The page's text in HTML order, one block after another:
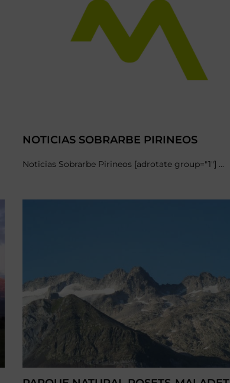
NOTICIAS SOBRARBE PIRINEOS
Noticias Sobrarbe Pirineos [adrotate group="1"] ...